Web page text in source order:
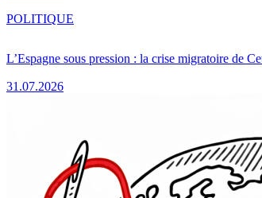
L’Espagne sous pression : la crise migratoire de
31.07.2026
POLITIQUE